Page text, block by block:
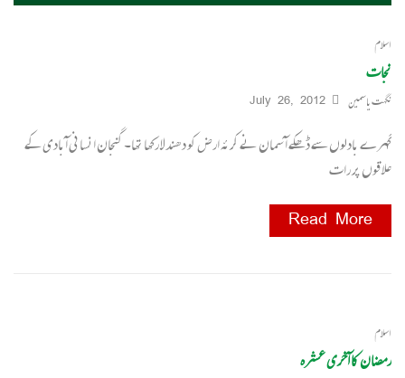
اسلام
نجات
نگہت یاسمین July 26, 2012
گہرے بادلوں سے ڈھکے ا ٓسمان نے کرئہ ارض کو دھندلا رکھا تھا۔ گنجان انسانی آبادی کے
علاقوں پر رات
Read More
اسلام
رمضان کا آخری عشرہ